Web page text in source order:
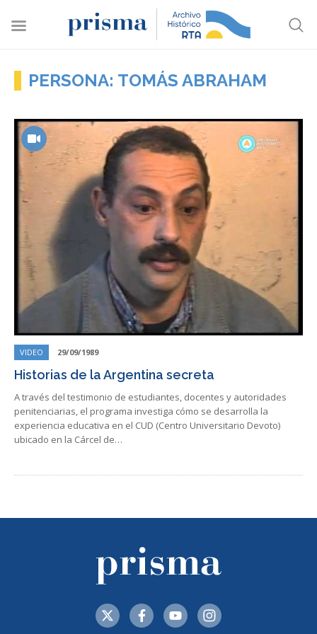
PERSONA: TOMÁS ABRAHAM
VIDEO 29/09/1989
Historias de la Argentina secreta
A través del testimonio de estudiantes, docentes y autoridades
penitenciarias, el programa investiga cómo se desarrolla la
experiencia educativa en el CUD (Centro Universitario Devoto)
ubicado en la Cárcel de…